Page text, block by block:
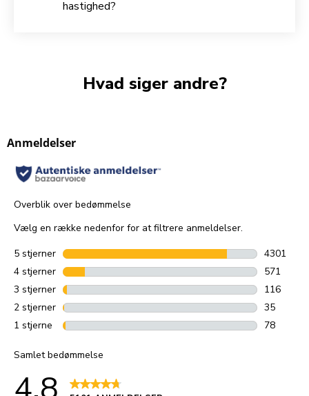
hastighed?
Hvad siger andre?